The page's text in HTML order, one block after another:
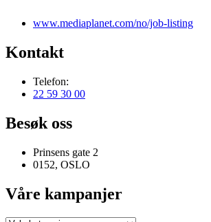
www.mediaplanet.com/no/job-listing
Kontakt
Telefon:
22 59 30 00
Besøk oss
Prinsens gate 2
0152, OSLO
Våre kampanjer